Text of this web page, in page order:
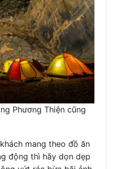
Phương Thiện cũng
mang theo đồ ăn
động thì hãy dọn dẹp